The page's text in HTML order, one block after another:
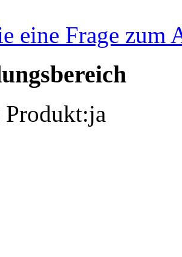
eine Frage zum
Produkt:ja